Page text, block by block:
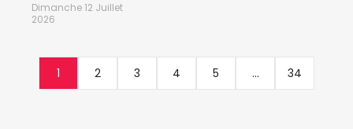
Dimanche 12 Juillet
2026
1 2 3 4 5 ... 34